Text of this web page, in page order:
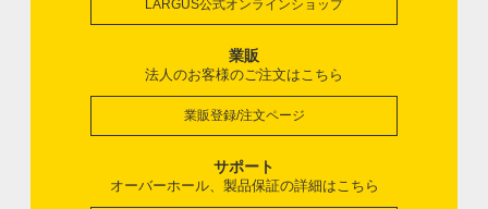
LARGUS公式オンラインショップ
業販
法人のお客様のご注文はこちら
業販登録/注文ページ
サポート
オーバーホール、製品保証の詳細はこちら